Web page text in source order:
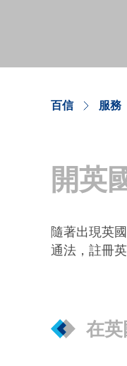
百信 服務
開英
隨著出現英
通法，註冊
在